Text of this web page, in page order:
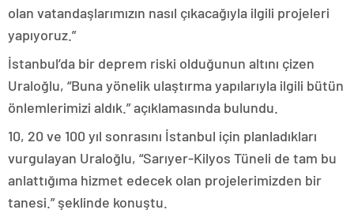
olan vatandaşlarımızın nasıl çıkacağıyla ilgili projeleri
yapıyoruz.”
İstanbul’da bir deprem riski olduğunun altını çizen
Uraloğlu, “Buna yönelik ulaştırma yapılarıyla ilgili bütün
önlemlerimizi aldık.” açıklamasında bulundu.
10, 20 ve 100 yıl sonrasını İstanbul için planladıkları
vurgulayan Uraloğlu, “Sarıyer-Kilyos Tüneli de tam bu
anlattığıma hizmet edecek olan projelerimizden bir
tanesi.” şeklinde konuştu.